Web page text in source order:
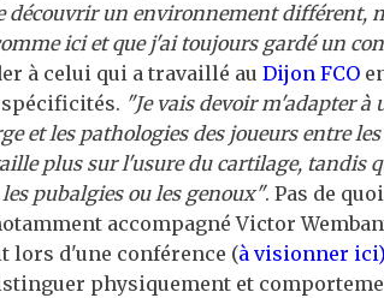
découvrir un environnement différent,
ici et que j'ai toujours gardé un
à celui qui a travaillé au Dijon FCO
spécificités. "Je vais devoir m'adapter à
et les pathologies des joueurs entre
plus sur l'usure du cartilage, tandis
pubalgies ou les genoux". Pas de
accompagné Victor
lors d'une conférence (à visionner ici)
physiquement et